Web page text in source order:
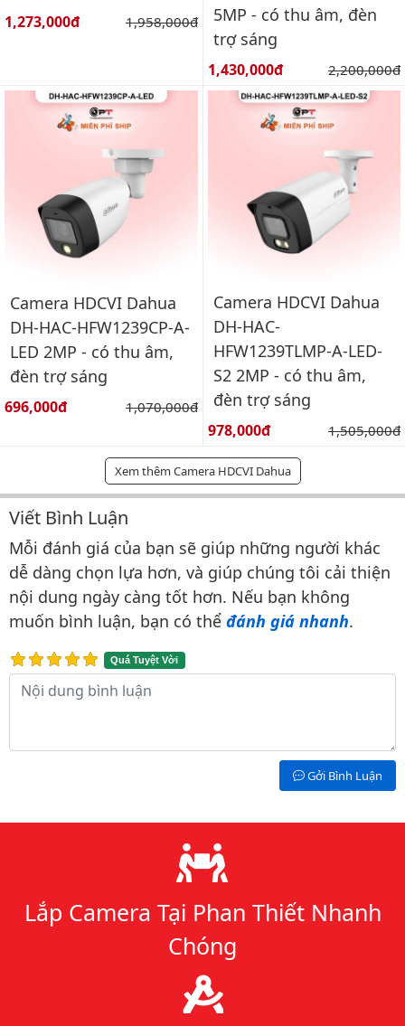
Giá bán:
1,273,000đ Giá gốc:
1,958,000đ
5MP - có thu âm, đèn
trợ sáng
Giá bán:
1,430,000đ Giá gốc:
2,200,000đ
Camera HDCVI Dahua
DH-HAC-HFW1239CP-A-
LED 2MP - có thu âm,
đèn trợ sáng
Giá bán:
696,000đ Giá gốc:
1,070,000đ
Camera HDCVI Dahua
DH-HAC-
HFW1239TLMP-A-LED-
S2 2MP - có thu âm,
đèn trợ sáng
Giá bán:
978,000đ Giá gốc:
1,505,000đ
Xem thêm Camera HDCVI Dahua
Bình luận & Đánh giá
Viết Bình Luận
Mỗi đánh giá của bạn sẽ giúp những người khác
dễ dàng chọn lựa hơn, và giúp chúng tôi cải thiện
nội dung ngày càng tốt hơn. Nếu bạn không
muốn bình luận, bạn có thể đánh giá nhanh.
Quá Tuyệt Vời
Nội dung bình luận
Gởi Bình Luận
Lý do chọn chúng tôi
Lắp Camera Tại Phan Thiết Nhanh
Chóng